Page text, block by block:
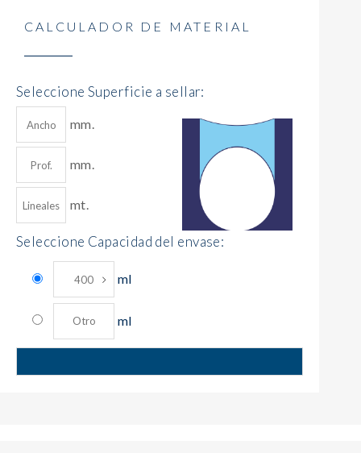
CALCULADOR DE MATERIAL
Seleccione Superficie a sellar:
mm.
mm.
mt.
Seleccione Capacidad del envase:
ml
ml